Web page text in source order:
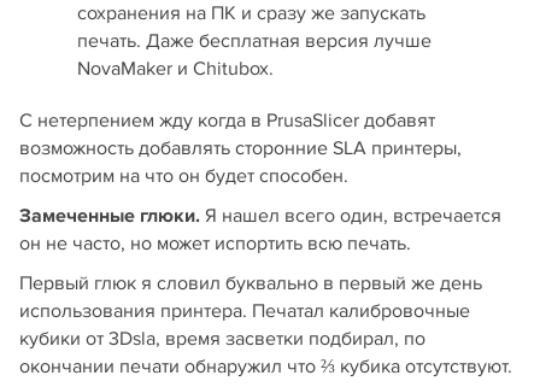
сохранения на ПК и сразу же запускать
печать. Даже бесплатная версия лучше
NovaMaker и Chitubox.
С нетерпением жду когда в PrusaSlicer добавят
возможность добавлять сторонние SLA принтеры,
посмотрим на что он будет способен.
Замеченные глюки. Я нашел всего один, встречается
он не часто, но может испортить всю печать.
Первый глюк я словил буквально в первый же день
использования принтера. Печатал калибровочные
кубики от 3Dsla, время засветки подбирал, по
окончании печати обнаружил что ⅔ кубика отсутствуют.